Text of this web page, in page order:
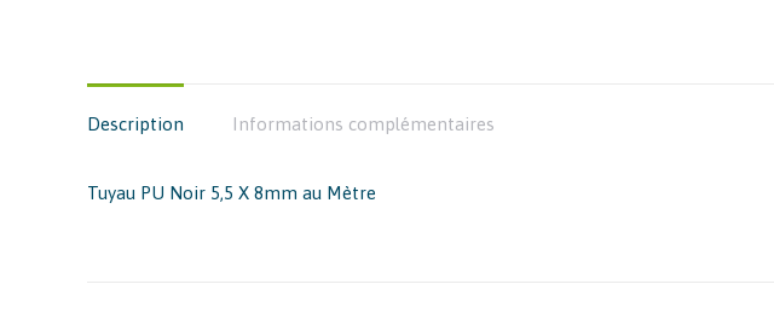
Description Informations complémentaires
Tuyau PU Noir 5,5 X 8mm au Mètre